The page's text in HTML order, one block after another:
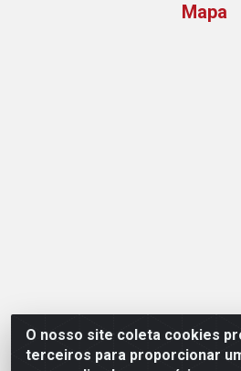
O nosso site coleta cookies
terceiros para proporcionar
Mapa
Opção Atacadista - Setor De
SN - Setor Industrial